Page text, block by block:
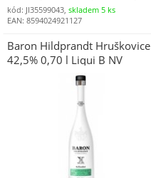
kód: JI35599043, skladem 5 ks
EAN: 8594024921127
Baron Hildprandt Hruškovice
42,5% 0,70 l Liqui B NV